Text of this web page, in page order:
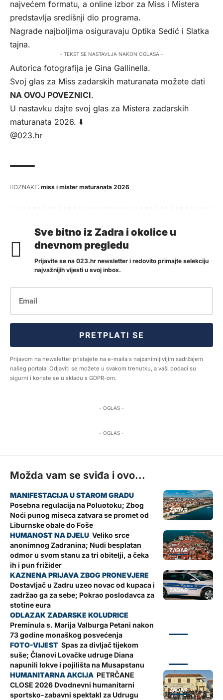
najvećem formatu, a online izbor za Miss i Mistera
predstavlja središnji dio programa.
Nagrade najboljima osiguravaju Optika Sedić i Slatka
tajna.
- TEKST SE NASTAVLJA NAKON OGLASA -
Autorica fotografija je Gina Gallinella.
Svoj glas za Miss zadarskih maturanata možete dati
NA OVOJ POVEZNICI.
U nastavku dajte svoj glas za Mistera zadarskih
maturanata 2026. ⬇️
@023.hr
OZNAKE: miss i mister maturanata 2026
Sve bitno iz Zadra i okolice u
dnevnom pregledu
Prijavite se na 023.hr newsletter i redovito primajte selekciju
najvažnijih vijesti u svoj inbox.
PRETPLATI SE
Prijavom na newsletter pristajete na e-maila s najzanimljivijim sadržajem
našeg portala. Odjaviti se možete u svakom trenutku, a vaši podaci su
sigurni i koriste se u skladu s GDPR-om.
- OGLAS -
- OGLAS -
Možda vam se sviđa i ovo...
ZADAR
Posebna regulacija na Poluotoku; Zbog
Noći punog miseca zatvara se promet od
Liburnske obale do Foše
ZADAR
Veliko srce
anonimnog Zadranina; Nudi besplatan
odmor u svom stanu za tri obitelji, a čeka
ih i pun frižider
ZADAR
Dostavljač u Zadru uzeo novac od kupaca i
zadržao ga za sebe; Pokrao poslodavca za
stotine eura
Preminula s. Marija Valburga Petani nakon
73 godine monaškog posvećenja
Spas za divljač tijekom
suše; Članovi Lovačke udruge Diana
napunili lokve i pojilišta na Musapstanu
ZADAR
PETRČANE
CLOSE 2026 Dvodnevni humanitarni
sportsko-zabavni spektakl za Udrugu